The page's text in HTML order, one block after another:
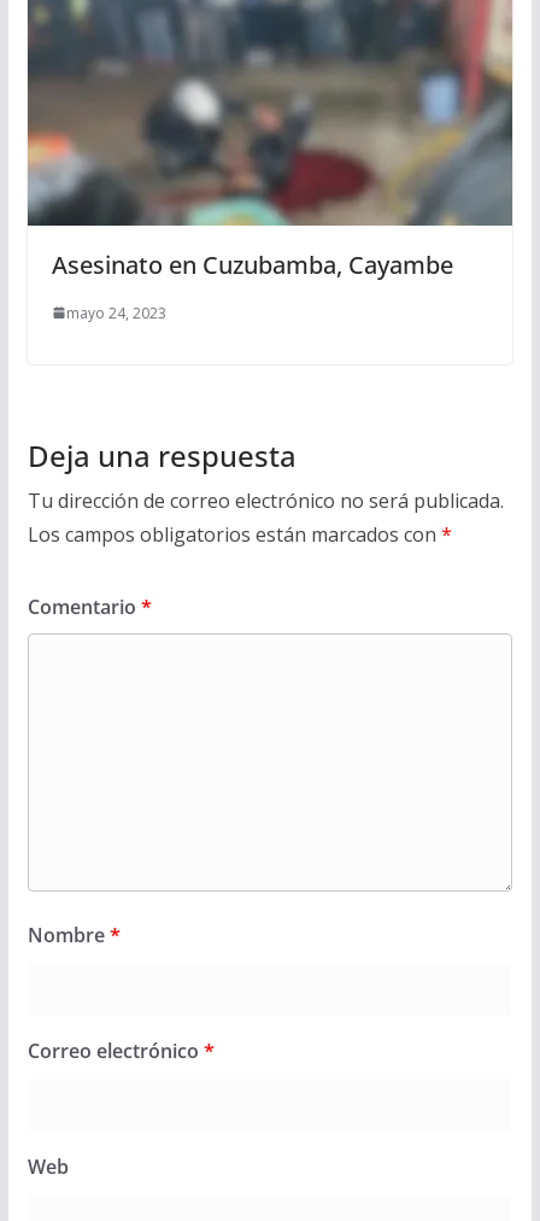
Asesinato en Cuzubamba, Cayambe
mayo 24, 2023
Deja una respuesta
Tu dirección de correo electrónico no será publicada.
Los campos obligatorios están marcados con *
Comentario *
Nombre*
Correo electrónico *
Web